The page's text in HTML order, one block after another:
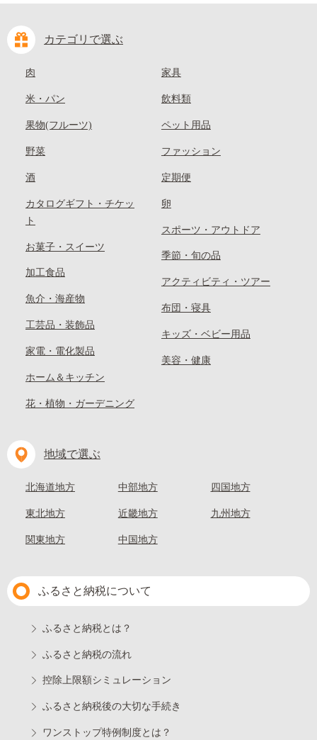
カテゴリで選ぶ
肉
米・パン
果物(フルーツ)
野菜
酒
カタログギフト・チケッ
ト
お菓子・スイーツ
加工食品
魚介・海産物
工芸品・装飾品
家電・電化製品
ホーム＆キッチン
花・植物・ガーデニング
家具
飲料類
ペット用品
ファッション
定期便
卵
スポーツ・アウトドア
季節・旬の品
アクティビティ・ツアー
布団・寝具
キッズ・ベビー用品
美容・健康
地域で選ぶ
北海道地方
東北地方
関東地方
中部地方
近畿地方
中国地方
四国地方
九州地方
ふるさと納税について
ふるさと納税とは？
ふるさと納税の流れ
控除上限額シミュレーション
ふるさと納税後の大切な手続き
ワンストップ特例制度とは？